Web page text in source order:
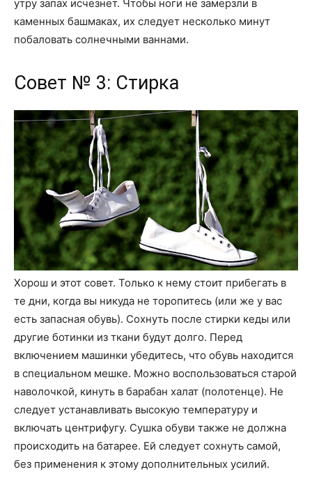
утру запах исчезнет. Чтобы ноги не замерзли в
каменных башмаках, их следует несколько минут
побаловать солнечными ваннами.
Совет № 3: Стирка
Хорош и этот совет. Только к нему стоит прибегать в
те дни, когда вы никуда не торопитесь (или же у вас
есть запасная обувь). Сохнуть после стирки кеды или
другие ботинки из ткани будут долго. Перед
включением машинки убедитесь, что обувь находится
в специальном мешке. Можно воспользоваться старой
наволочкой, кинуть в барабан халат (полотенце). Не
следует устанавливать высокую температуру и
включать центрифугу. Сушка обуви также не должна
происходить на батарее. Ей следует сохнуть самой,
без применения к этому дополнительных усилий.